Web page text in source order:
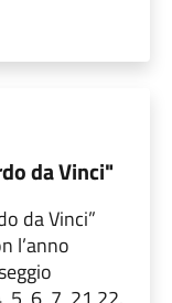
da Vinci"
da Vinci”
l’anno